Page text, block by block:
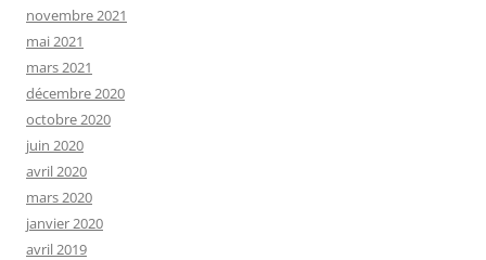
novembre 2021
mai 2021
mars 2021
décembre 2020
octobre 2020
juin 2020
avril 2020
mars 2020
janvier 2020
avril 2019